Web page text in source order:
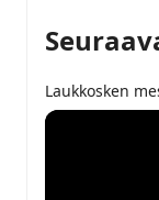
Laukkosken